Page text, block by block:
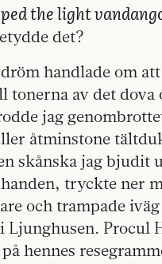
the light
det?
handlade om
tonerna av det dova
jag
åtminstone
skånska jag bjudit
tryckte ner
och trampade
Ljunghusen. Procul
hennes